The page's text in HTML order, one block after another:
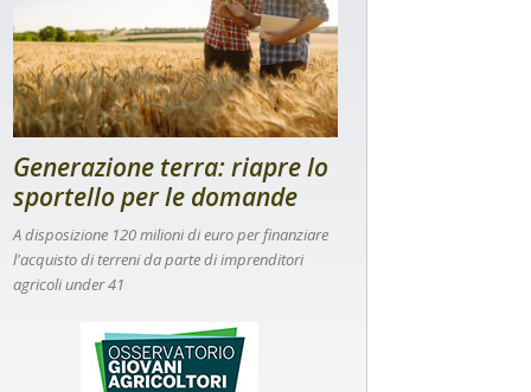
Generazione terra: riapre lo
sportello per le domande
A disposizione 120 milioni di euro per finanziare
l'acquisto di terreni da parte di imprenditori
agricoli under 41